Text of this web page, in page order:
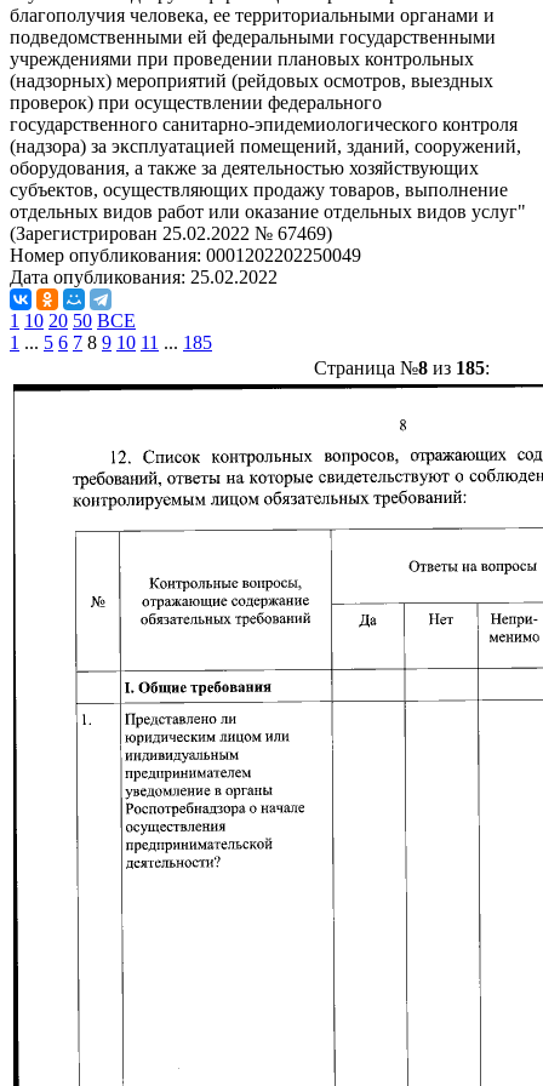
благополучия человека, ее территориальными органами и
подведомственными ей федеральными государственными
учреждениями при проведении плановых контрольных
(надзорных) мероприятий (рейдовых осмотров, выездных
проверок) при осуществлении федерального
государственного санитарно-эпидемиологического контроля
(надзора) за эксплуатацией помещений, зданий, сооружений,
оборудования, а также за деятельностью хозяйствующих
субъектов, осуществляющих продажу товаров, выполнение
отдельных видов работ или оказание отдельных видов услуг"
(Зарегистрирован 25.02.2022 № 67469)
Номер опубликования: 0001202202250049
Дата опубликования: 25.02.2022
1 10 20 50 ВСЕ
1 ... 5 6 7 8 9 10 11 ... 185
Страница №8из 185: